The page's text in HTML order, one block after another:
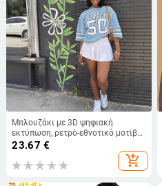
Μπλουζάκι με 3D ψηφιακή
εκτύπωση, ρετρό-εθνοτικό μοτίβο,
ελεύθερη γραμμή, στρογγυλός
23.67 €
add_shopping_cart